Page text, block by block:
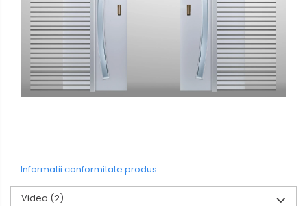
Informatii conformitate produs
Video (2)